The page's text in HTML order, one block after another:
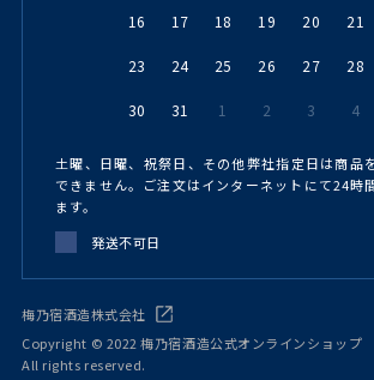
16 17 18 19 20 21
23 24 25 26 27 28
30 31 1 2 3 4
土曜、日曜、祝祭日、その他弊社指定日は商品
できません。ご注文はインターネットにて24時
ます。
発送不可日
梅乃宿酒造株式会社
Copyright © 2022 梅乃宿酒造公式オンラインショップ
All rights reserved.